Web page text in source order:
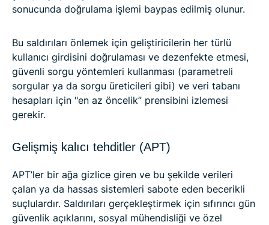
sonucunda doğrulama işlemi baypas edilmiş olunur.
Bu saldırıları önlemek için geliştiricilerin her türlü
kullanıcı girdisini doğrulaması ve dezenfekte etmesi,
güvenli sorgu yöntemleri kullanması (parametreli
sorgular ya da sorgu üreticileri gibi) ve veri tabanı
hesapları için "en az öncelik” prensibini izlemesi
gerekir.
Gelişmiş kalıcı tehditler (APT)
APT’ler bir ağa gizlice giren ve bu şekilde verileri
çalan ya da hassas sistemleri sabote eden becerikli
suçlulardır. Saldırıları gerçekleştirmek için sıfırıncı gün
güvenlik açıklarını, sosyal mühendisliği ve özel